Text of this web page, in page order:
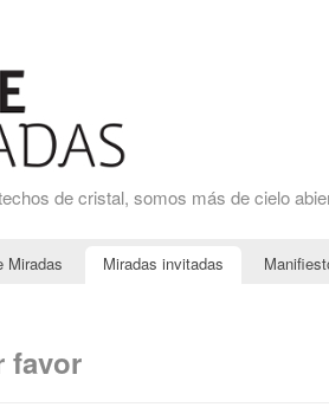
de cristal, somos más de cielo
Miradas Miradas invitadas
favor